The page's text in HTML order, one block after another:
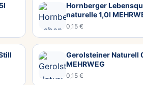
Hornberger
naturelle 1,0l
0,15 €
Gerolsteiner Naturell
MEHRWEG
0,15 €